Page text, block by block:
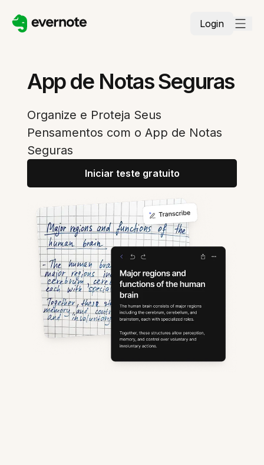
Login
App de Notas Seguras
Organize e Proteja Seus
Pensamentos com o App de Notas
Seguras
Iniciar teste gratuito